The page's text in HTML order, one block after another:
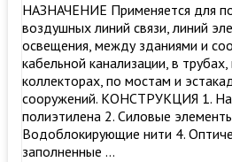
НАЗНАЧЕНИЕ Применяется для
воздушных линий связи, линий
освещения, между зданиями и
кабельной канализации, в
коллекторах, по мостам и
сооружений. КОНСТРУКЦИЯ 1.
полиэтилена 2. Силовые
Водоблокирующие нити 4.
заполненные …